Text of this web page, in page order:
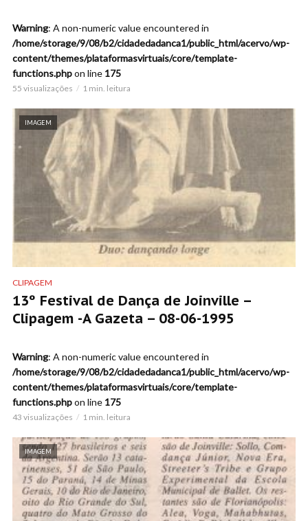
Warning: A non-numeric value encountered in
/home/storage/9/08/b2/cidadedadanca1/public_html/acervo/wp-
content/themes/plataformasvirtuais/core/template-
functions.phpon line 175
55 visualizações 1 min. leitura
IMAGEM
CLIPAGEM
13º Festival de Dança de Joinville –
Clipagem -A Gazeta – 08-06-1995
Warning: A non-numeric value encountered in
/home/storage/9/08/b2/cidadedadanca1/public_html/acervo/wp-
content/themes/plataformasvirtuais/core/template-
functions.phpon line 175
43 visualizações 1 min. leitura
IMAGEM